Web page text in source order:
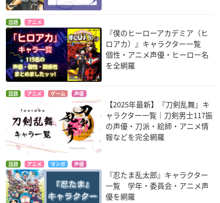
話題 アニメ
『僕のヒーローアカデミア（ヒ
ロアカ）』キャラクター一覧
個性・アニメ声優・ヒーロー名
を全網羅
話題 アニメ ゲーム 声優
【2025年最新】『刀剣乱舞』キ
ャラクター一覧｜刀剣男士117振
の声優・刀派・絵師・アニメ情
報などを完全網羅
話題 アニメ マンガ 声優
『忍たま乱太郎』キャラクター
一覧 学年・委員会・アニメ声
優を網羅